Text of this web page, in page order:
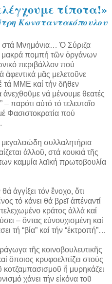
τίποτα!»
Κωνσταντακόπουλου
στά Μνημόνια… Ὁ Σύριζα
μακρά πομπή τῶν ὀργάνων
περιβάλλον πού
μᾶς μελετοῦνε
τά ΜΜΕ καί τήν δῆθεν
ἀνεχθοῦμε νά μένουμε θεατές
– παρότι αὐτό τό τελευταῖο
Φασιστοκρατία πού
συλλαλητήρια
ἀλλοῦ, στά κουκιά τῆς
καμμία λαϊκή πρωτοβουλία
ἀγγίξει τόν ἔνοχο, ὅτι
τό κάνει θά βρεῖ ἀπέναντί
κράτος ἀλλά καί
– ὄντας εὐνουχισμένη καί
τή “βία” καί τήν “ἐκτροπή”…
τῆς κοινοβουλευτικῆς
ὅποιος κρυφοελπίζει στούς
ἤ μυρηκάζει
χάνει τήν εἰκόνα τοῦ